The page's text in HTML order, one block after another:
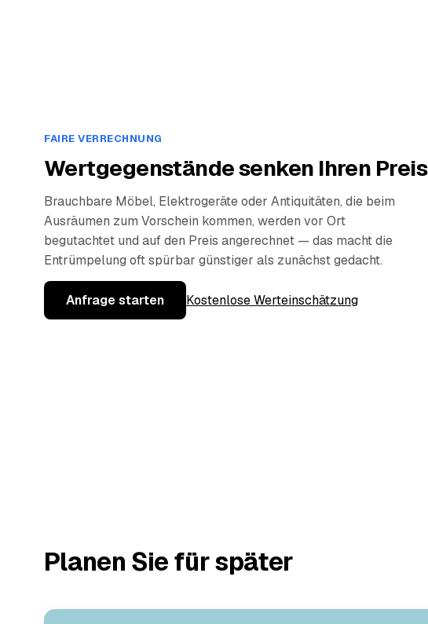
FAIRE VERRECHNUNG
Wertgegenstände senken Ihren Preis
Brauchbare Möbel, Elektrogeräte oder Antiquitäten, die beim
Ausräumen zum Vorschein kommen, werden vor Ort
begutachtet und auf den Preis angerechnet — das macht die
Entrümpelung oft spürbar günstiger als zunächst gedacht.
Anfrage starten Kostenlose Werteinschätzung
Planen Sie für später